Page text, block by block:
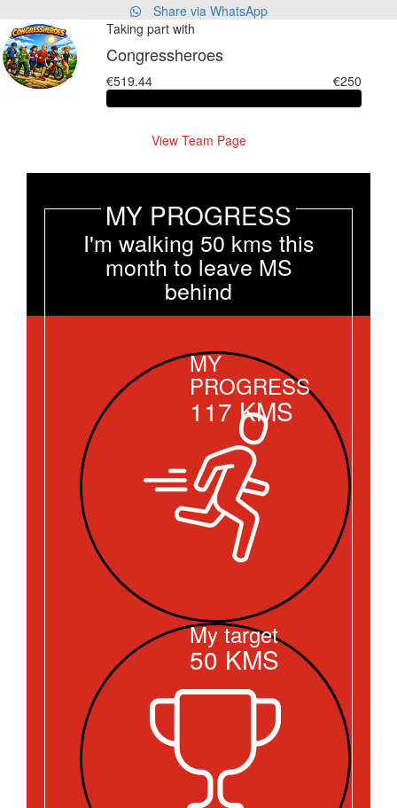
Share via WhatsApp
Taking part with
Congressheroes
€519.44 €250
View Team Page
MY PROGRESS
I'm walking 50 kms this
month to leave MS
behind
MY
PROGRESS
117 KMS
My target
50 KMS